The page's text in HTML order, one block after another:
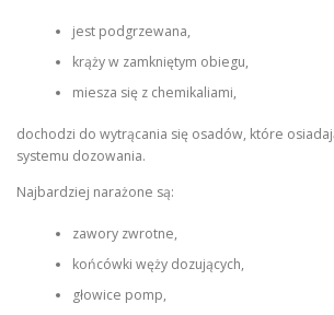
jest podgrzewana,
krąży w zamkniętym obiegu,
miesza się z chemikaliami,
dochodzi do wytrącania się osadów, które
systemu dozowania.
Najbardziej narażone są:
zawory zwrotne,
końcówki węży dozujących,
głowice pomp,